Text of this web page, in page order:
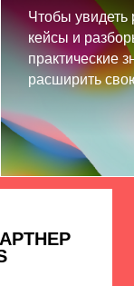
Чтобы увидеть
кейсы и
практические
расширить